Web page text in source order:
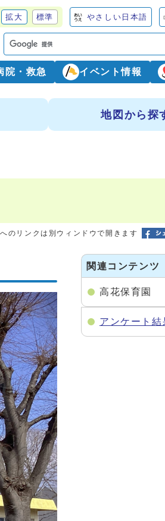
拡大 標準 やさしい日本語
院・救急 イベント情報
地図から探
のリンクは別ウィンドウで開きます
関連コンテンツ
高花保育園
アンケート結